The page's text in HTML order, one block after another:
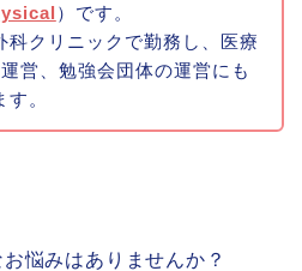
）です。
科クリニックで勤務し、医療
営、勉強会団体の運営にも
。
悩みはありませんか？